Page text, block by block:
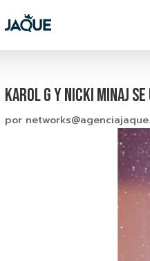
KAROL G Y NICKI MINAJ
por